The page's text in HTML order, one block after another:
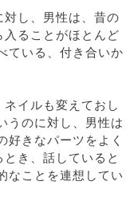
し、男性は、昔の
ることがほとんど
ている、付き合いか
イルも変えておし
うのに対し、男性は
きなパーツをよく
き、話していると
なことを連想してい